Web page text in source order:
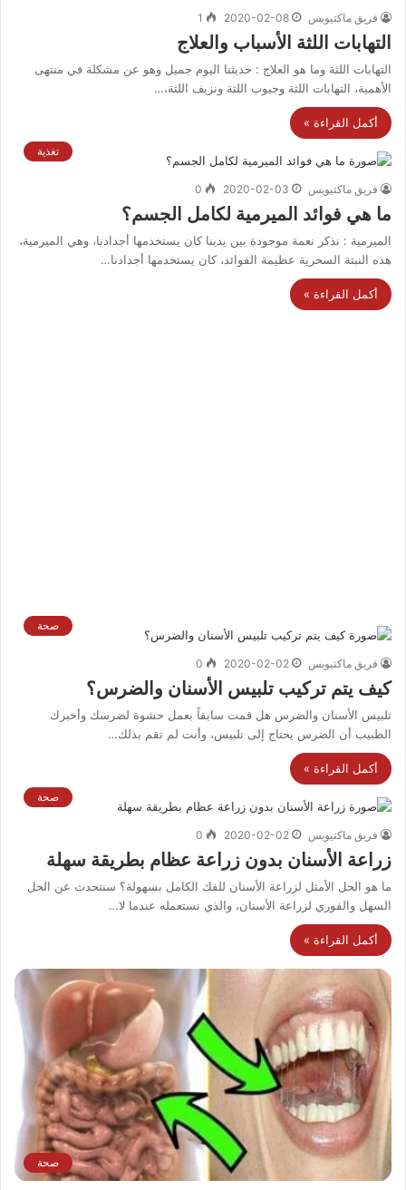
فريق ماكتيوبس 2020-02-08
1
التهابات اللثة الأسباب والعلاج
التهابات اللثة وما هو العلاج : حديثنا اليوم جميل وهو عن مشكلة في منتهى
الأهمية، التهابات اللثة وجيوب اللثة ونزيف اللثة،…
أكمل القراءة »
تغذية
فريق ماكتيوبس 2020-02-03
0
ما هي فوائد الميرمية لكامل الجسم؟
الميرمية : نذكر نعمة موجودة بين يدينا كان يستخدمها أجدادنا، وهي الميرمية،
هذه النبتة السحرية عظيمة الفوائد، كان يستخدمها أجدادنا…
أكمل القراءة »
صحة
فريق ماكتيوبس 2020-02-02
0
كيف يتم تركيب تلبيس الأسنان والضرس؟
تلبيس الأسنان والضرس هل قمت سابقاً بعمل حشوة لضرسك وأخبرك
الطبيب أن الضرس يحتاج إلى تلبيس، وأنت لم تقم بذلك…
أكمل القراءة »
صحة
فريق ماكتيوبس 2020-02-02
0
زراعة الأسنان بدون زراعة عظام بطريقة سهلة
ما هو الحل الأمثل لزراعة الأسنان للفك الكامل بسهولة؟ سنتحدث عن الحل
السهل والفوري لزراعة الأسنان، والذي نستعمله عندما لا…
أكمل القراءة »
صحة